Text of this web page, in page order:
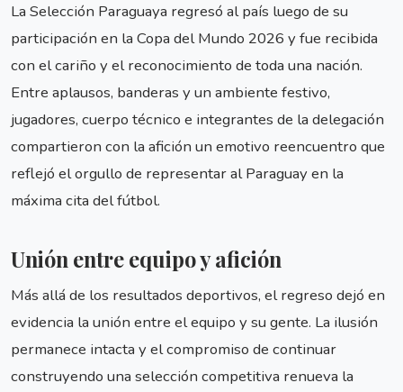
La Selección Paraguaya regresó al país luego de su
participación en la Copa del Mundo 2026 y fue recibida
con el cariño y el reconocimiento de toda una nación.
Entre aplausos, banderas y un ambiente festivo,
jugadores, cuerpo técnico e integrantes de la delegación
compartieron con la afición un emotivo reencuentro que
reflejó el orgullo de representar al Paraguay en la
máxima cita del fútbol.
Unión entre equipo y afición
Más allá de los resultados deportivos, el regreso dejó en
evidencia la unión entre el equipo y su gente. La ilusión
permanece intacta y el compromiso de continuar
construyendo una selección competitiva renueva la